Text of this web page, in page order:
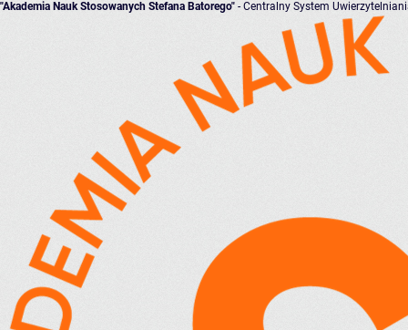
"Akademia Nauk Stosowanych Stefana Batorego" - Centralny System